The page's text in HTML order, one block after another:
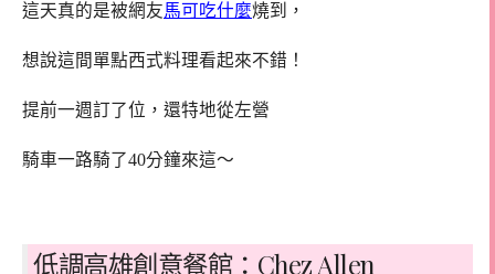
這天真的是被網友馬可吃什麼燒到，
想說這間單點西式料理看起來不錯！
提前一週訂了位，還特地從左營
騎車一路騎了40分鐘來這～
低調高雄創意餐館：Chez Allen